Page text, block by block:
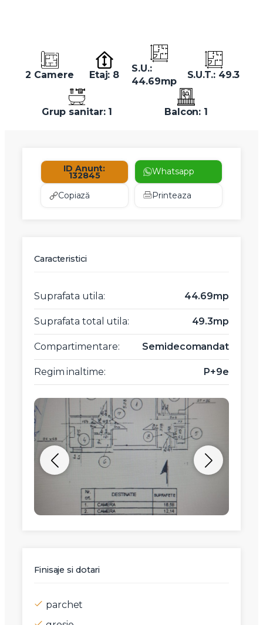
2 Camere Etaj: 8
S.U.:
44.69mp
S.U.T.: 49.3
Grup sanitar: 1 Balcon: 1
ID Anunt:
132845 Whatsapp
Copiază Printeaza
Caracteristici
Suprafata utila: 44.69mp
Suprafata total utila: 49.3mp
Compartimentare: Semidecomandat
Regim inaltime: P+9e
Finisaje si dotari
parchet